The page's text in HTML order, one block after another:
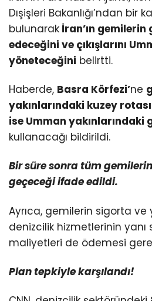
Dışişleri Bakanlığı’ndan bir
bulunarak İran’ın
edeceğini ve çıkışlarını
yöneteceğini belirtti.
Haberde, Basra Körfezi’ne
yakınlarındaki kuzey
ise Umman yakınlarındaki
kullanacağı bildirildi.
Bir süre sonra tüm
geçeceği ifade edildi.
Ayrıca, gemilerin sigorta ve
denizcilik hizmetlerinin yanı
maliyetleri de ödemesi
Plan tepkiyle karşılandı!